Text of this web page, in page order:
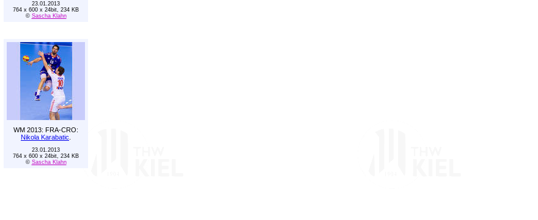
23.01.2013
764 x 600 x 24bit, 234 KB
© Sascha Klahn
WM 2013: FRA-CRO:
Nikola Karabatic
23.01.2013
764 x 600 x 24bit, 234 KB
© Sascha Klahn